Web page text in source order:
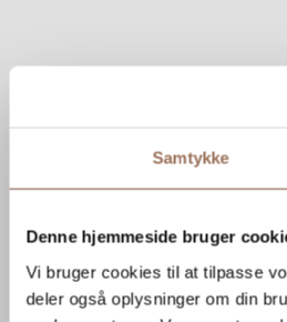
Samtykke
Denne hjemmeside bruger
Vi bruger cookies til at tilpasse
deler også oplysninger om din